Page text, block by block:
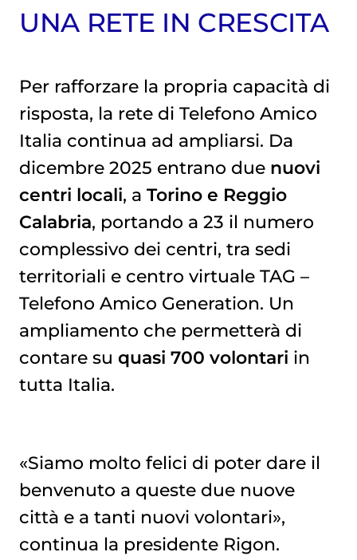
UNA RETE IN CRESCITA
Per rafforzare la propria capacità di
risposta, la rete di Telefono Amico
Italia continua ad ampliarsi. Da
dicembre 2025 entrano due nuovi
centri locali, a Torino e Reggio
Calabria, portando a 23 il numero
complessivo dei centri, tra sedi
territoriali e centro virtuale TAG –
Telefono Amico Generation. Un
ampliamento che permetterà di
contare su quasi 700 volontari in
tutta Italia.
«Siamo molto felici di poter dare il
benvenuto a queste due nuove
città e a tanti nuovi volontari»,
continua la presidente Rigon.